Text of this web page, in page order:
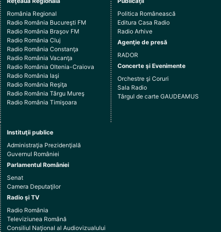
România Regional
Radio România Bucureşti FM
Radio România Braşov FM
Radio România Cluj
Radio România Constanţa
Radio România Vacanţa
Radio România Oltenia-Craiova
Radio România Iaşi
Radio România Reşiţa
Radio România Târgu Mureş
Radio România Timişoara
Politica Românească
Editura Casa Radio
Radio Arhive
Agenţie de presă
RADOR
Concerte şi Evenimente
Orchestre şi Coruri
Sala Radio
Târgul de carte GAUDEAMUS
Instituţii publice
Administraţia Prezidenţială
Guvernul României
Parlamentul României
Senat
Camera Deputaţilor
Radio şi TV
Radio România
Televiziunea Română
Consiliul Naţional al Audiovizualului